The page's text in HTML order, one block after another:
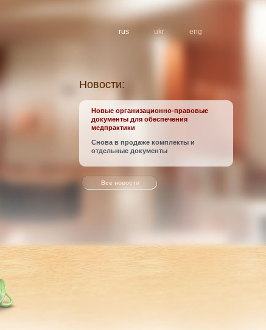
Новости:
Новые организационно-правовые
документы для обеспечения
медпрактики
Снова в продаже комплекты и
отдельные документы
Все новости
rus ukr eng